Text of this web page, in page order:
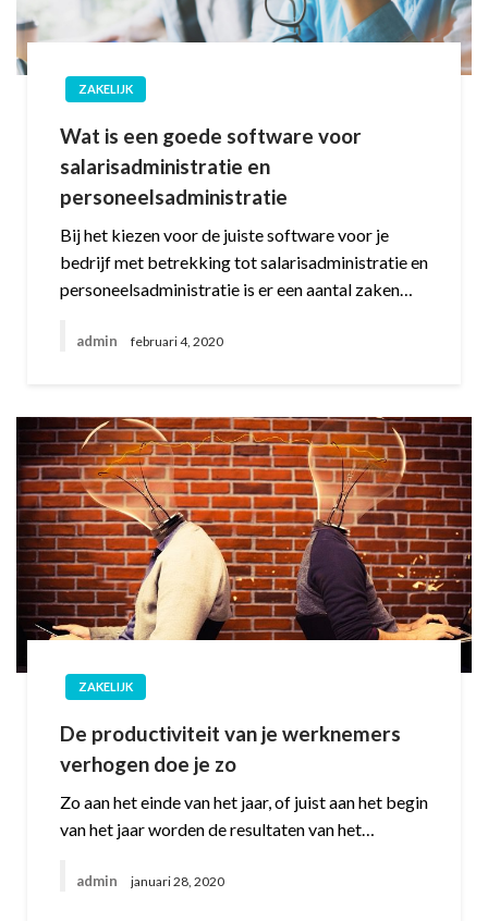
ZAKELIJK
Wat is een goede software voor
salarisadministratie en
personeelsadministratie
Bij het kiezen voor de juiste software voor je
bedrijf met betrekking tot salarisadministratie en
personeelsadministratie is er een aantal zaken…
admin februari 4, 2020
ZAKELIJK
De productiviteit van je werknemers
verhogen doe je zo
Zo aan het einde van het jaar, of juist aan het begin
van het jaar worden de resultaten van het…
admin januari 28, 2020